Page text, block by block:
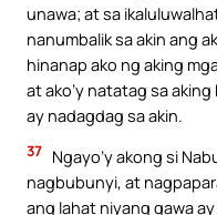
unawa; at sa
nanumbalik sa akin ang
hinanap ako ng aking
at ako’y natatag sa
ay nadagdag sa akin.
37 Ngayo’y akong si
nagbubunyi, at
ang lahat niyang gawa